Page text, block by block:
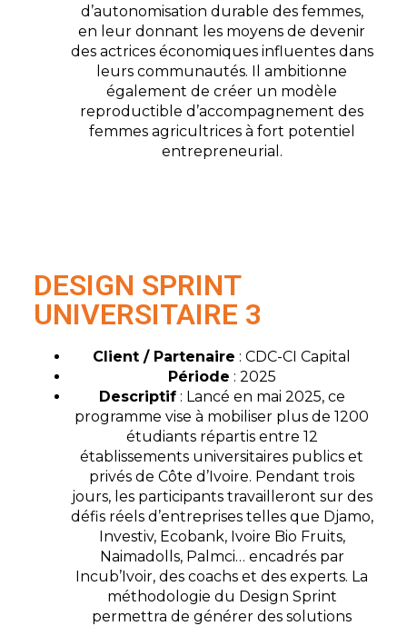
d’autonomisation durable des femmes,
en leur donnant les moyens de devenir
des actrices économiques influentes dans
leurs communautés. Il ambitionne
également de créer un modèle
reproductible d’accompagnement des
femmes agricultrices à fort potentiel
entrepreneurial.
DESIGN SPRINT
UNIVERSITAIRE 3
Client / Partenaire : CDC-CI Capital
Période : 2025
Descriptif: Lancé en mai 2025, ce
programme vise à mobiliser plus de 1200
étudiants répartis entre 12
établissements universitaires publics et
privés de Côte d’Ivoire. Pendant trois
jours, les participants travailleront sur des
défis réels d’entreprises telles que Djamo,
Investiv, Ecobank, Ivoire Bio Fruits,
Naimadolls, Palmci… encadrés par
Incub’Ivoir, des coachs et des experts. La
méthodologie du Design Sprint
permettra de générer des solutions